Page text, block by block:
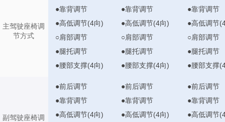
主驾驶座椅调
节方式
副驾驶座椅调
●靠背调节
●高低调节(4向)
○肩部调节
●腿托调节
●腰部支撑(4向)
●靠背调节
●高低调节(4向)
○肩部调节
●腿托调节
●腰部支撑(4向)
●靠背调节
●高低调节
○肩部调节
●腿托调节
●腰部支撑
●前后调节
●靠背调节
●高低调节(4向)
●前后调节
●靠背调节
●高低调节(4向)
●前后调节
●靠背调节
●高低调节